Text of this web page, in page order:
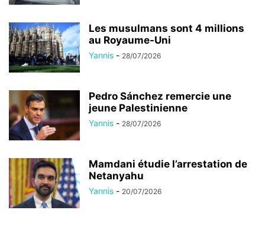
Les musulmans sont 4 millions
au Royaume-Uni
Yannis - 28/07/2026
Pedro Sánchez remercie une
jeune Palestinienne
Yannis - 28/07/2026
Mamdani étudie l’arrestation de
Netanyahu
Yannis - 20/07/2026